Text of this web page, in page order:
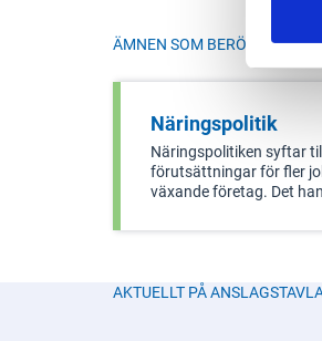
ÄMNEN SOM BERÖR I
Näringspolitik
Näringspolitiken syftar
förutsättningar för fler
växande företag. Det
entreprenörskap,
AKTUELLT PÅ